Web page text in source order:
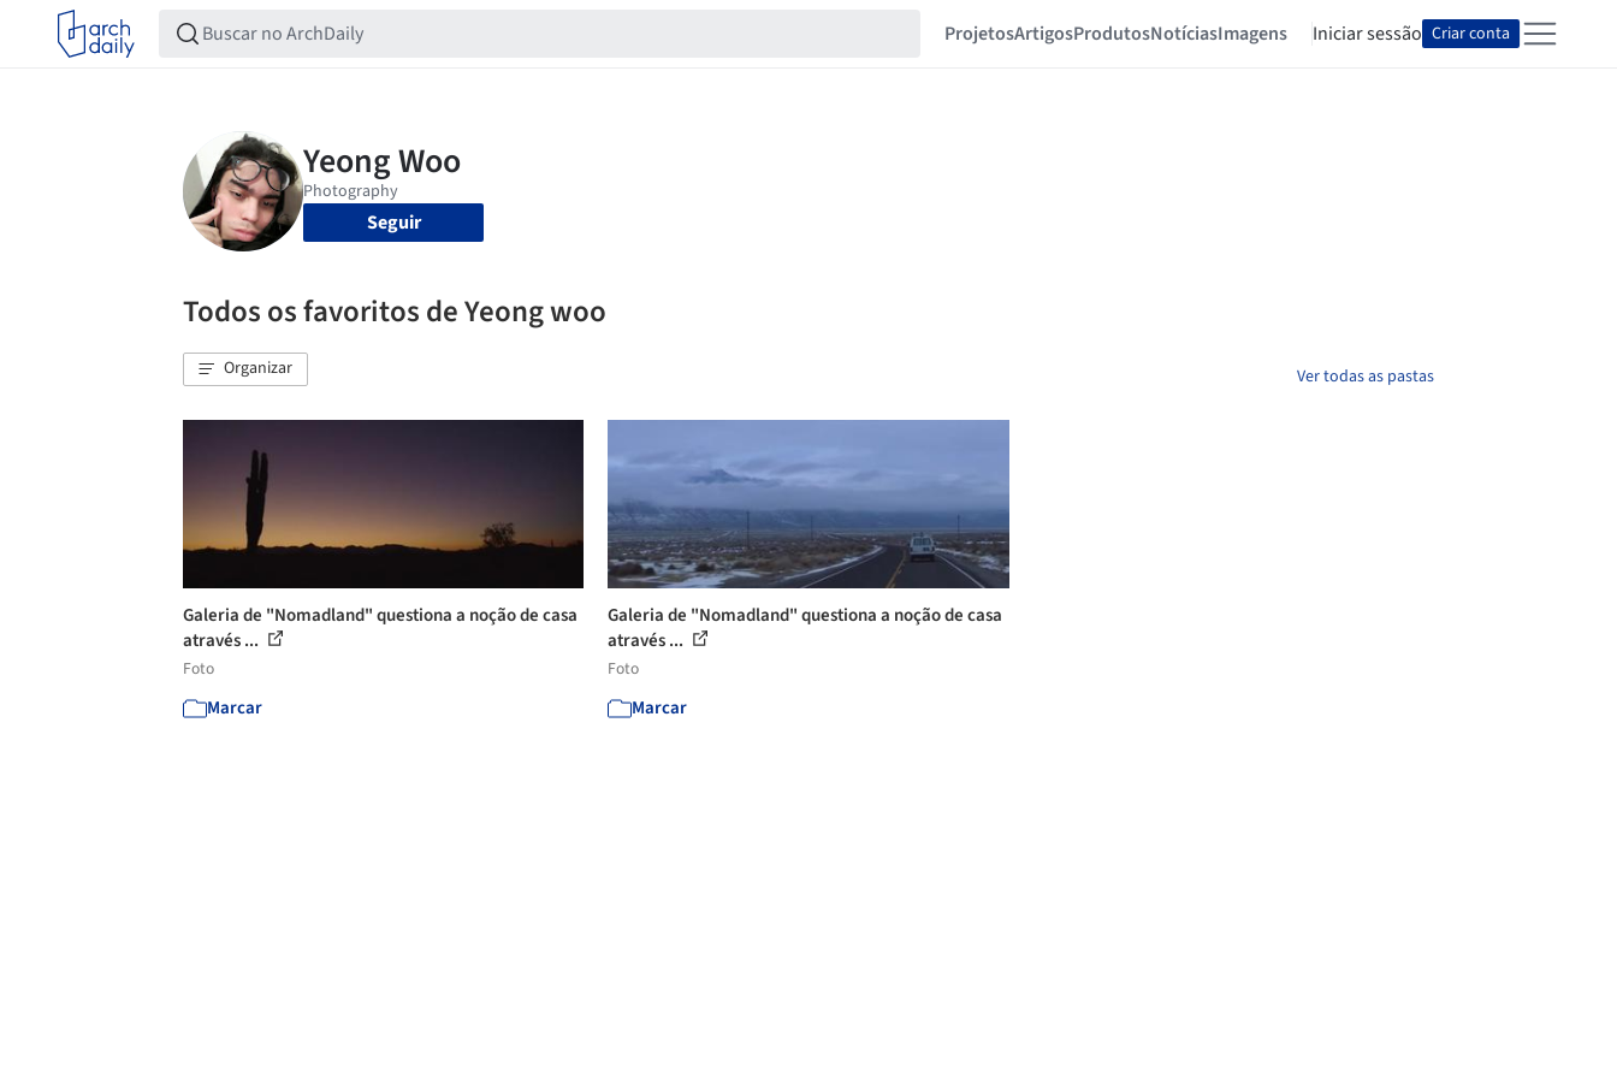
ProjetosArtigosProdutosNotíciasImagens Iniciar sessão Criar conta
Seguir
Todos os favoritos de Yeong woo
Organizar Ver todas as pastas
Galeria de "Nomadland" questiona a noção de casa
através ...
Foto
Marcar
Galeria de "Nomadland" questiona a noção de casa
através ...
Foto
Marcar